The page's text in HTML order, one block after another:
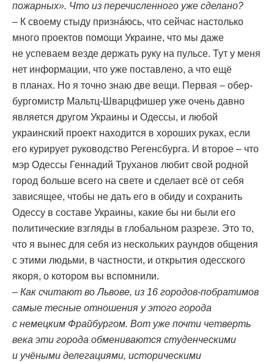
пожарных». Что из перечисленного уже сделано?
– К своему стыду признáюсь, что сейчас настолько
много проектов помощи Украине, что мы даже
не успеваем везде держать руку на пульсе. Тут у меня
нет информации, что уже поставлено, а что ещё
в планах. Но я точно знаю две вещи. Первая – обер-
бургомистр Мальтц-Шварцфишер уже очень давно
является другом Украины и Одессы, и любой
украинский проект находится в хороших руках, если
его курирует руководство Регенсбурга. И второе – что
мэр Одессы Геннадий Труханов любит свой родной
город больше всего на свете и сделает всё от себя
зависящее, чтобы не дать его в обиду и сохранить
Одессу в составе Украины, какие бы ни были его
политические взгляды в глобальном разрезе. Это то,
что я вынес для себя из нескольких раундов общения
с этими людьми, в частности, и открытия одесского
якоря, о котором вы вспомнили.
– Как считают во Львове, из 16 городов-побратимов
самые тесные отношения у этого города
с немецким Фрайбургом. Вот уже почти четверть
века эти города обмениваются студенческими
и учёными делегациями, историческими